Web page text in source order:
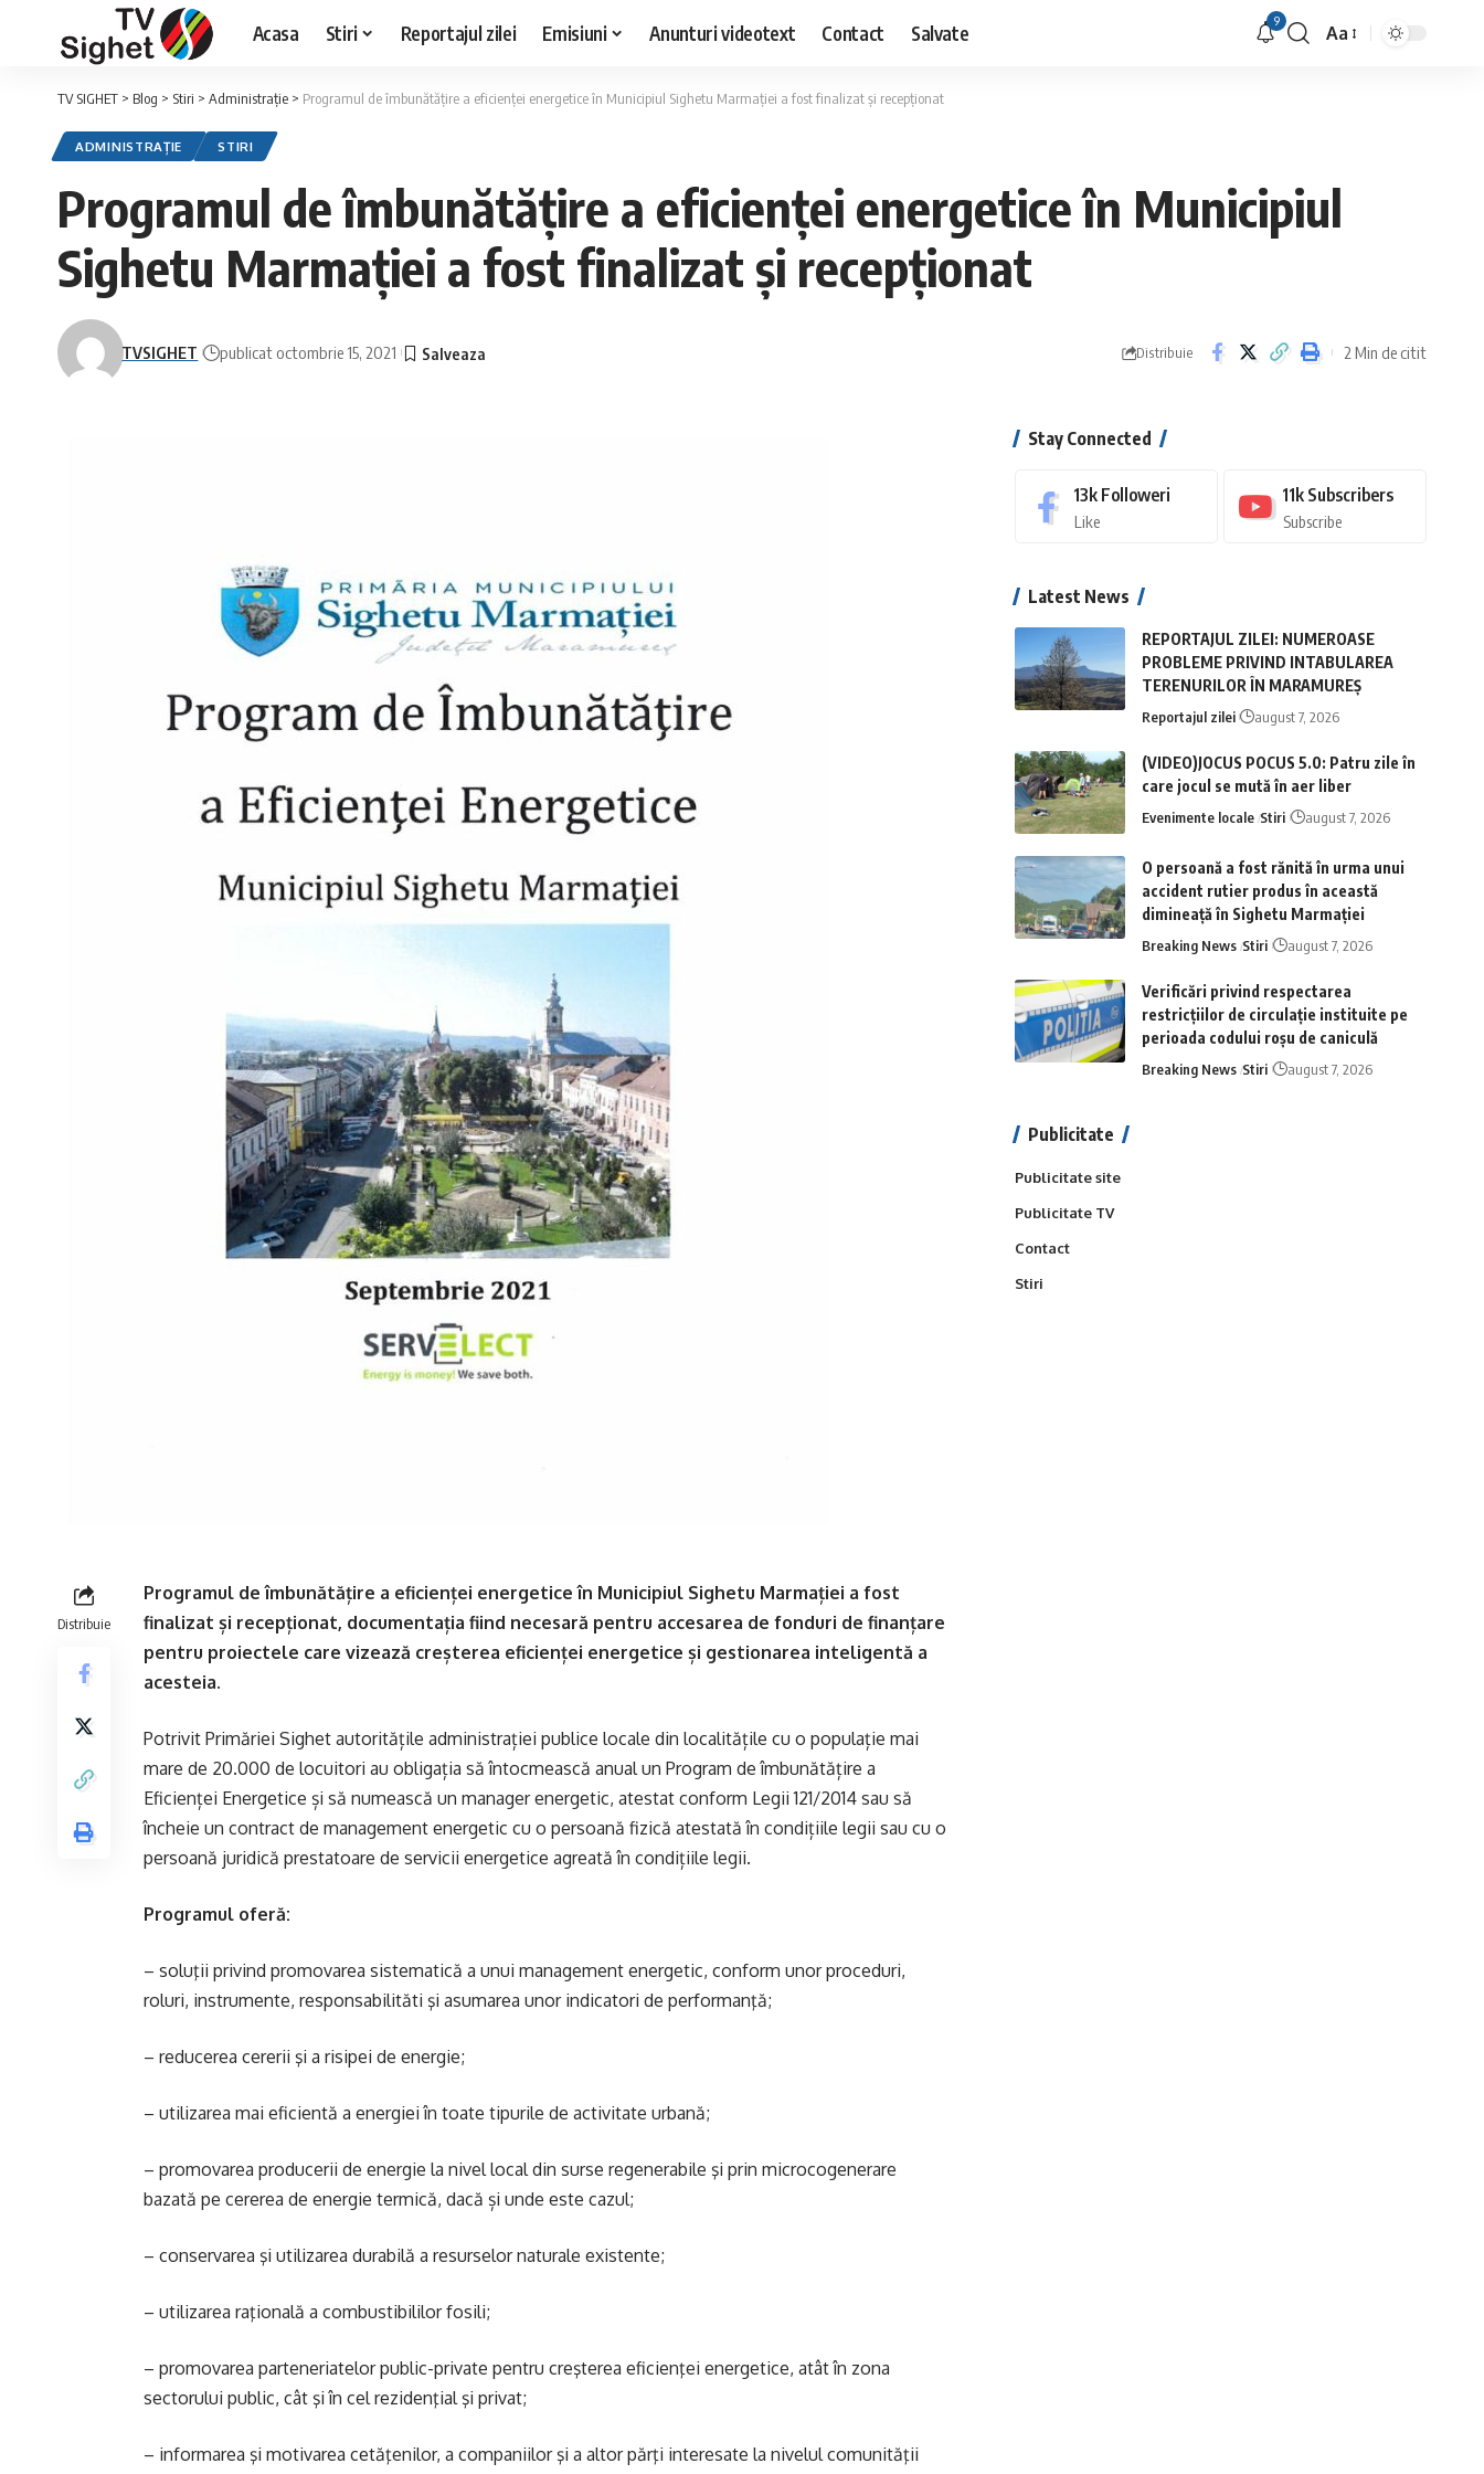
Acasa Stiri Reportajul zilei Emisiuni Anunturi videotext Contact Salvate 9
Font
Aa
TV SIGHET > Blog > Stiri > Administrație > Programul de îmbunătățire a eficienței energetice în Municipiul Sighetu Marmației a fost finalizat și recepționat
ADMINISTRAȚIE STIRI
Programul de îmbunătățire a eficienței energetice în Municipiul
Sighetu Marmației a fost finalizat și recepționat
TVSIGHET publicat octombrie 15, 2021 Distribuie 2 Min de citit
Distribuie
Programul de îmbunătățire a eficienței energetice în Municipiul Sighetu Marmației a fost
finalizat și recepționat, documentația fiind necesară pentru accesarea de fonduri de finanțare
pentru proiectele care vizează creșterea eficienței energetice și gestionarea inteligentă a
acesteia.
Potrivit Primăriei Sighet autoritățile administrației publice locale din localitățile cu o populație mai
mare de 20.000 de locuitori au obligația să întocmească anual un Program de îmbunătățire a
Eficienței Energetice și să numească un manager energetic, atestat conform Legii 121/2014 sau să
încheie un contract de management energetic cu o persoană fizică atestată în condițiile legii sau cu o
persoană juridică prestatoare de servicii energetice agreată în condițiile legii.
Programul oferă:
– soluţii privind promovarea sistematică a unui management energetic, conform unor proceduri,
roluri, instrumente, responsabilităti şi asumarea unor indicatori de performanţă;
– reducerea cererii şi a risipei de energie;
– utilizarea mai eficientă a energiei în toate tipurile de activitate urbană;
– promovarea producerii de energie la nivel local din surse regenerabile şi prin microcogenerare
bazată pe cererea de energie termică, dacă și unde este cazul;
– conservarea şi utilizarea durabilă a resurselor naturale existente;
– utilizarea raţională a combustibililor fosili;
– promovarea parteneriatelor public-private pentru creşterea eficienţei energetice, atât în zona
sectorului public, cât şi în cel rezidenţial şi privat;
– informarea şi motivarea cetăţenilor, a companiilor şi a altor părţi interesate la nivelul comunităţii
Stay Connected
13k Followeri
Like
11k Subscribers
Subscribe
Latest News
REPORTAJUL ZILEI: NUMEROASE
PROBLEME PRIVIND INTABULAREA
TERENURILOR ÎN MARAMUREȘ
Reportajul zilei august 7, 2026
(VIDEO)JOCUS POCUS 5.0: Patru zile în
care jocul se mută în aer liber
Evenimente locale Stiri august 7, 2026
O persoană a fost rănită în urma unui
accident rutier produs în această
dimineață în Sighetu Marmației
Breaking News Stiri august 7, 2026
Verificări privind respectarea
restricțiilor de circulație instituite pe
perioada codului roșu de caniculă
Breaking News Stiri august 7, 2026
Publicitate
Publicitate site
Publicitate TV
Contact
Stiri